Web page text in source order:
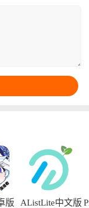
版 AListLite中文版